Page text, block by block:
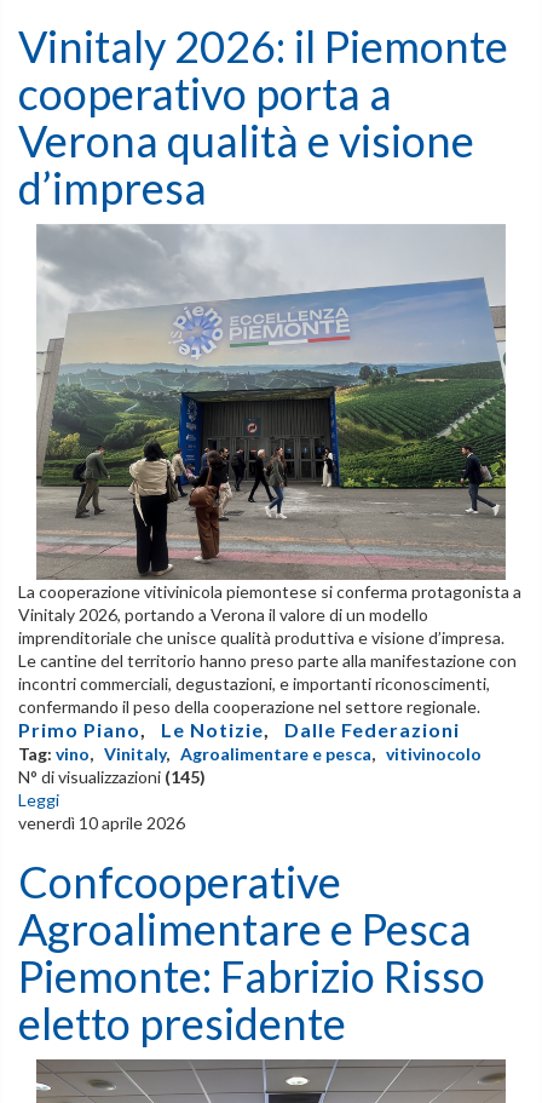
Vinitaly 2026: il Piemonte
cooperativo porta a
Verona qualità e visione
d’impresa
La cooperazione vitivinicola piemontese si conferma protagonista a
Vinitaly 2026, portando a Verona il valore di un modello
imprenditoriale che unisce qualità produttiva e visione d’impresa.
Le cantine del territorio hanno preso parte alla manifestazione con
incontri commerciali, degustazioni, e importanti riconoscimenti,
confermando il peso della cooperazione nel settore regionale.
Primo Piano Le Notizie Dalle Federazioni
Tag: vino, Vinitaly, Agroalimentare e pesca, vitivinocolo
N° di visualizzazioni (145)
Leggi
venerdì 10 aprile 2026
Confcooperative
Agroalimentare e Pesca
Piemonte: Fabrizio Risso
eletto presidente